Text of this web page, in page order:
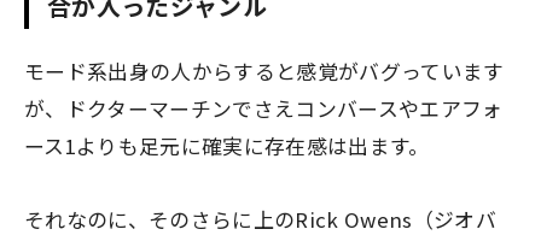
モード系出身の人からすると感覚がバグっています
が、ドクターマーチンでさえコンバースやエアフォ
ース1よりも足元に確実に存在感は出ます。
それなのに、そのさらに上のRick Owens（ジオバ